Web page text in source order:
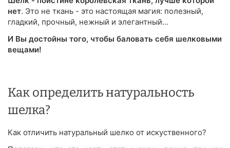
нет. Это не ткань - это настоящая магия: полезный,
гладкий, прочный, нежный и элегантный...
И Вы достойны того, чтобы баловать себя шелковыми
вещами!
Как определить натуральность
шелка?
Как отличить натуральный шелко от искуственного?